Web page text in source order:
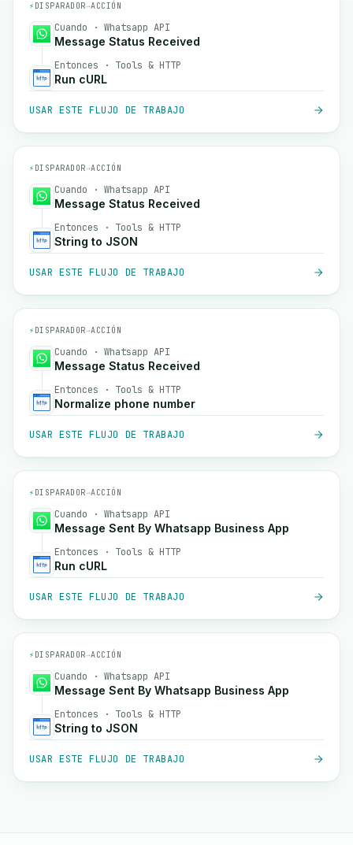
⚡ DISPARADOR→ACCIÓN
Cuando · Whatsapp API
Message Status Received
Entonces · Tools & HTTP
Run cURL
USAR ESTE FLUJO DE TRABAJO
⚡ DISPARADOR→ACCIÓN
Cuando · Whatsapp API
Message Status Received
Entonces · Tools & HTTP
String to JSON
USAR ESTE FLUJO DE TRABAJO
⚡ DISPARADOR→ACCIÓN
Cuando · Whatsapp API
Message Status Received
Entonces · Tools & HTTP
Normalize phone number
USAR ESTE FLUJO DE TRABAJO
⚡ DISPARADOR→ACCIÓN
Cuando · Whatsapp API
Message Sent By Whatsapp Business App
Entonces · Tools & HTTP
Run cURL
USAR ESTE FLUJO DE TRABAJO
⚡ DISPARADOR→ACCIÓN
Cuando · Whatsapp API
Message Sent By Whatsapp Business App
Entonces · Tools & HTTP
String to JSON
USAR ESTE FLUJO DE TRABAJO